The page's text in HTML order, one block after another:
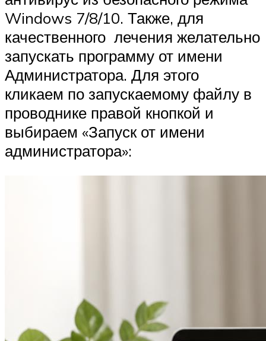
Windows 7/8/10. Также, для
качественного лечения желательно
запускать программу от имени
Администратора. Для этого
кликаем по запускаемому файлу в
проводнике правой кнопкой и
выбираем «Запуск от имени
администратора»: